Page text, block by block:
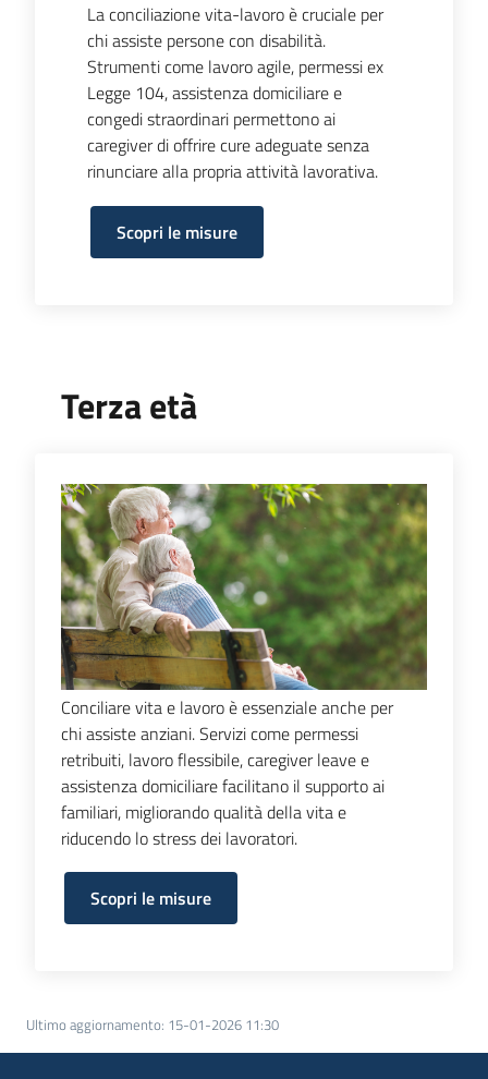
La conciliazione vita-lavoro è cruciale per
chi assiste persone con disabilità.
Strumenti come lavoro agile, permessi ex
Legge 104, assistenza domiciliare e
congedi straordinari permettono ai
caregiver di offrire cure adeguate senza
rinunciare alla propria attività lavorativa.
Scopri le misure
Terza età
Conciliare vita e lavoro è essenziale anche per
chi assiste anziani. Servizi come permessi
retribuiti, lavoro flessibile, caregiver leave e
assistenza domiciliare facilitano il supporto ai
familiari, migliorando qualità della vita e
riducendo lo stress dei lavoratori.
Scopri le misure
Ultimo aggiornamento: 15-01-2026 11:30